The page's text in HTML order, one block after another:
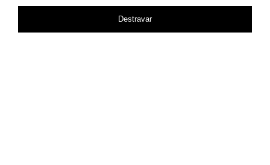
Destravar